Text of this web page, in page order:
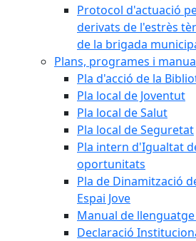
Protocol d'actuació
derivats de l'estrès
de la brigada
Plans, programes i
Pla d'acció de la
Pla local de Joventut
Pla local de Salut
Pla local de Seguretat
Pla intern d'Igualtat
oportunitats
Pla de Dinamització
Espai Jove
Manual de
Declaració